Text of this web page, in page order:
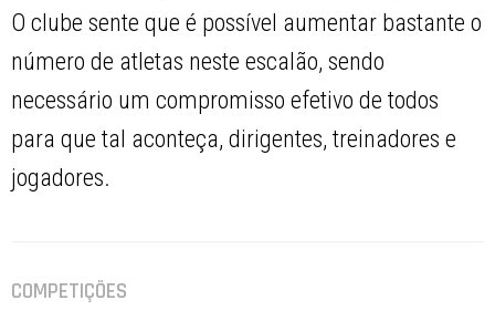
O clube sente que é possível aumentar bastante o
número de atletas neste escalão, sendo
necessário um compromisso efetivo de todos
para que tal aconteça, dirigentes, treinadores e
jogadores.
COMPETIÇÕES